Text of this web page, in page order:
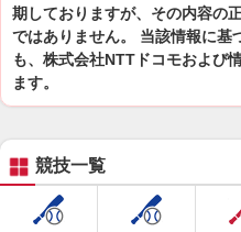
期しておりますが、その内容の
ではありません。 当該情報に基
も、株式会社NTTドコモおよび
ます。
競技一覧